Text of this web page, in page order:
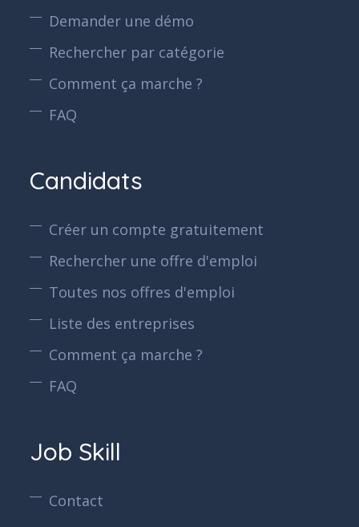
Demander une démo
Rechercher par catégorie
Comment ça marche ?
FAQ
Candidats
Créer un compte gratuitement
Rechercher une offre d'emploi
Toutes nos offres d'emploi
Liste des entreprises
Comment ça marche ?
FAQ
Job Skill
Contact